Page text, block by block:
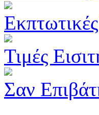
Τιμές
Σαν